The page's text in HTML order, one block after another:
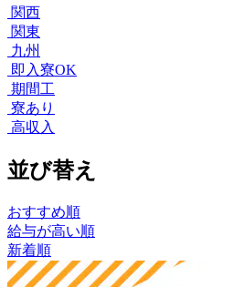
関西
関東
九州
即入寮OK
期間工
寮あり
高収入
並び替え
おすすめ順
給与が高い順
新着順